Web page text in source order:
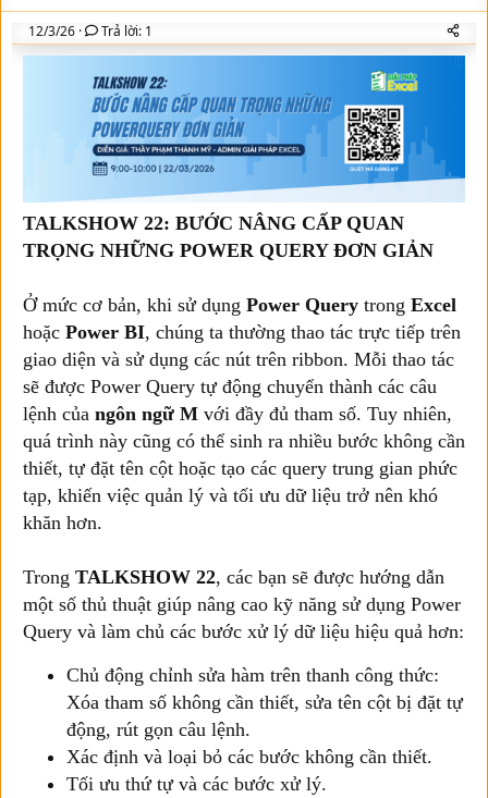
12/3/26 Trả lời: 1
TALKSHOW 22: BƯỚC NÂNG CẤP QUAN
TRỌNG NHỮNG POWER QUERY ĐƠN GIẢN
Ở mức cơ bản, khi sử dụng Power Query trong Excel
hoặc Power BI, chúng ta thường thao tác trực tiếp trên
giao diện và sử dụng các nút trên ribbon. Mỗi thao tác
sẽ được Power Query tự động chuyển thành các câu
lệnh của ngôn ngữ M với đầy đủ tham số. Tuy nhiên,
quá trình này cũng có thể sinh ra nhiều bước không cần
thiết, tự đặt tên cột hoặc tạo các query trung gian phức
tạp, khiến việc quản lý và tối ưu dữ liệu trở nên khó
khăn hơn.
Trong TALKSHOW 22, các bạn sẽ được hướng dẫn
một số thủ thuật giúp nâng cao kỹ năng sử dụng Power
Query và làm chủ các bước xử lý dữ liệu hiệu quả hơn:
Chủ động chỉnh sửa hàm trên thanh công thức:
Xóa tham số không cần thiết, sửa tên cột bị đặt tự
động, rút gọn câu lệnh.
Xác định và loại bỏ các bước không cần thiết.
Tối ưu thứ tự và các bước xử lý.